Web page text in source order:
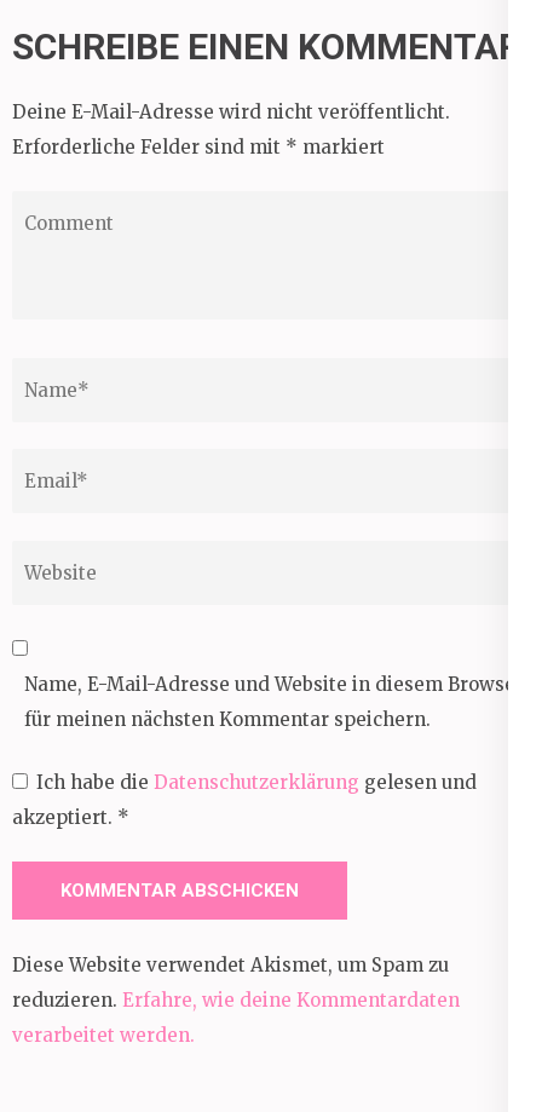
SCHREIBE EINEN KOMMENTAR
Deine E-Mail-Adresse wird nicht veröffentlicht.
Erforderliche Felder sind mit * markiert
Name, E-Mail-Adresse und Website in diesem Browser
für meinen nächsten Kommentar speichern.
Ich habe die Datenschutzerklärung gelesen und
akzeptiert. *
Diese Website verwendet Akismet, um Spam zu
reduzieren. Erfahre, wie deine Kommentardaten
verarbeitet werden.